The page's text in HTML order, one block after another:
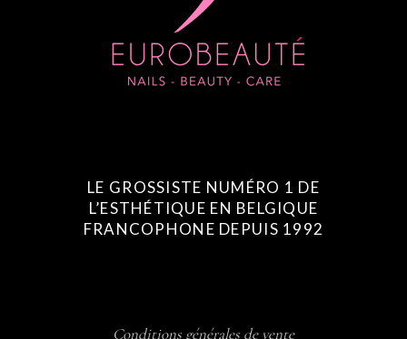
LE GROSSISTE NUMÉRO 1 DE
L’ESTHÉTIQUE EN BELGIQUE
FRANCOPHONE DEPUIS 1992
Conditions générales de vente